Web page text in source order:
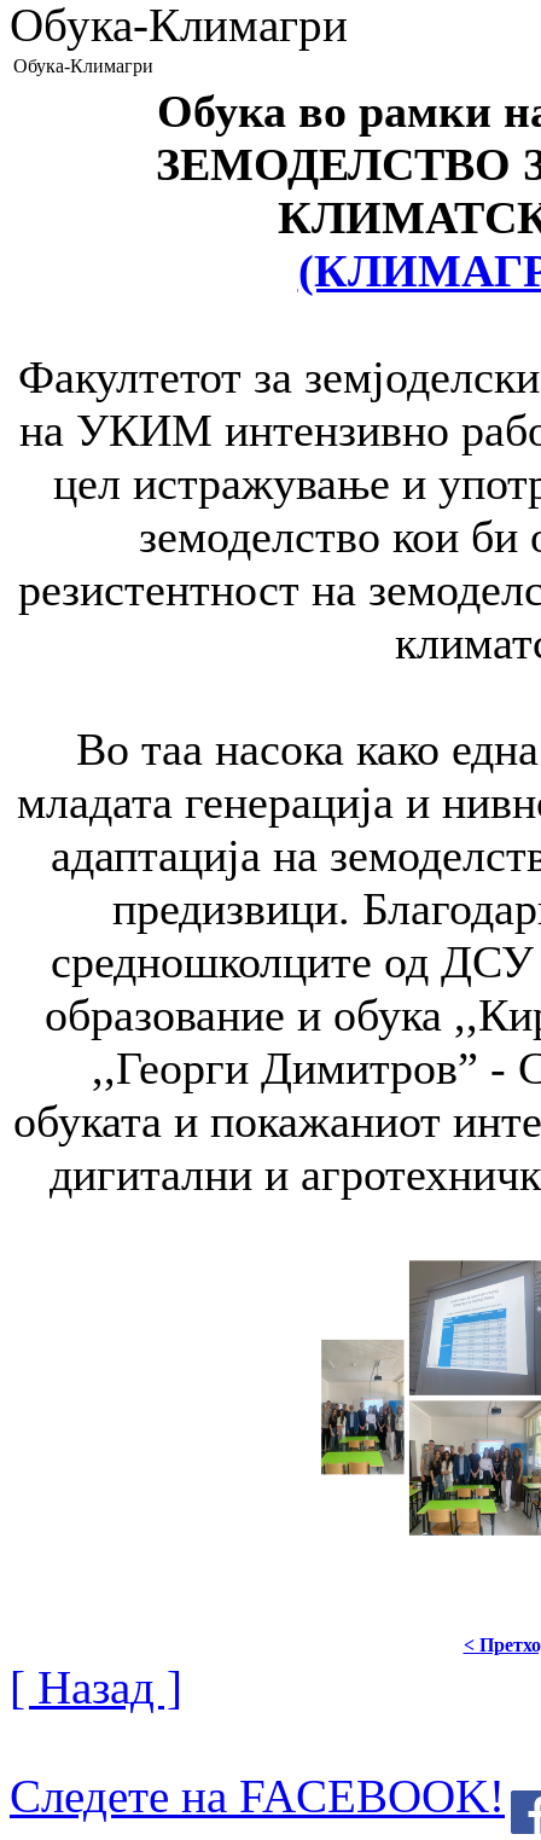
Обука-Климагри
Обука-Климагри
Обука во рамки
ЗЕМОДЕЛСТВО
Факултетот за
на УКИМ интензивно
цел истражување и
земоделство кои
резистентност на
Во таа насока како
младата генерација и
адаптација на
предизвици.
средношколците од ДСУ
образование и обука
,,Георги Димитров” -
обуката и покажаниот
дигитални и
<
[ Назад ]
Следете на FACEBOOK!